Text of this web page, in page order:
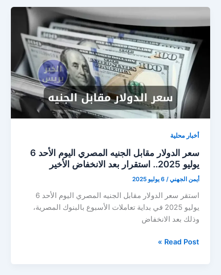
في
الاثنين
7-
7-
2025..
استقرار
في
بداية
التعاملات
أخبار محلية
سعر الدولار مقابل الجنيه المصري اليوم الأحد 6
يوليو 2025.. استقرار بعد الانخفاض الأخير
أيمن الجهني/ 6 يوليو 2025
استقر سعر الدولار مقابل الجنيه المصري اليوم الأحد 6
يوليو 2025 في بداية تعاملات الأسبوع بالبنوك المصرية،
وذلك بعد الانخفاض
سعر
Read Post »